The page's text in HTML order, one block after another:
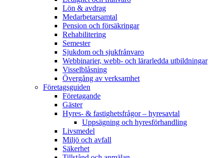
Lön & avdrag
Medarbetarsamtal
Pension och försäkringar
Rehabilitering
Semester
Sjukdom och sjukfrånvaro
Webbinarier, webb- och lärarledda utbildningar
Visselblåsning
Övergång av verksamhet
Företagsguiden
Företagande
Gäster
Hyres- & fastighetsfrågor – hyresavtal
Uppsägning och hyresförhandling
Livsmedel
Miljö och avfall
Säkerhet